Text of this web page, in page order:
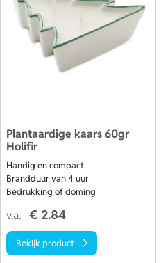
Plantaardige kaars 60gr
Holifir
Handig en compact
Brandduur van 4 uur
Bedrukking of doming
v.a. € 2.84
Bekijk product